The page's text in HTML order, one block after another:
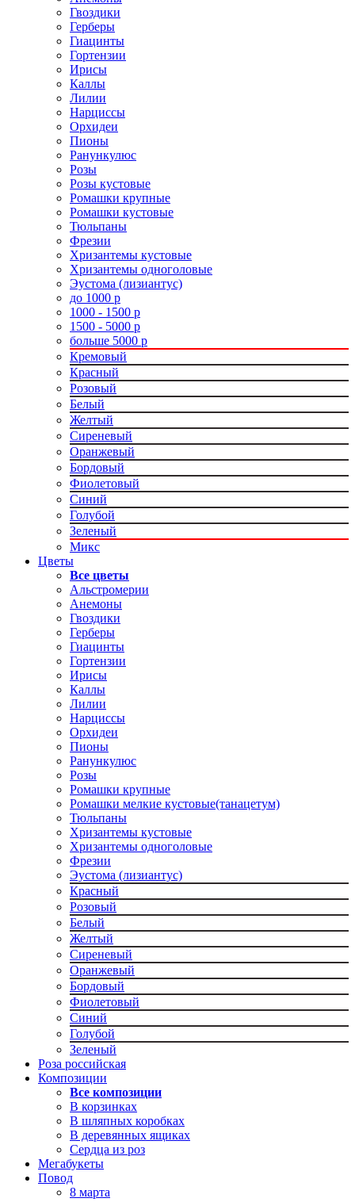
Гвоздики
Герберы
Гиацинты
Гортензии
Ирисы
Каллы
Лилии
Нарциссы
Орхидеи
Пионы
Ранункулюс
Розы
Розы кустовые
Ромашки крупные
Ромашки кустовые
Тюльпаны
Фрезии
Хризантемы кустовые
Хризантемы одноголовые
Эустома (лизиантус)
до 1000 р
1000 - 1500 р
1500 - 5000 р
больше 5000 р
Кремовый
Красный
Розовый
Белый
Желтый
Сиреневый
Оранжевый
Бордовый
Фиолетовый
Синий
Голубой
Зеленый
Микс
Цветы
Все цветы
Альстромерии
Анемоны
Гвоздики
Герберы
Гиацинты
Гортензии
Ирисы
Каллы
Лилии
Нарциссы
Орхидеи
Пионы
Ранункулюс
Розы
Ромашки крупные
Ромашки мелкие кустовые(танацетум)
Тюльпаны
Хризантемы кустовые
Хризантемы одноголовые
Фрезии
Эустома (лизиантус)
Красный
Розовый
Белый
Желтый
Сиреневый
Оранжевый
Бордовый
Фиолетовый
Синий
Голубой
Зеленый
Роза российская
Композиции
Все композиции
В корзинках
В шляпных коробках
В деревянных ящиках
Сердца из роз
Мегабукеты
Повод
8 марта